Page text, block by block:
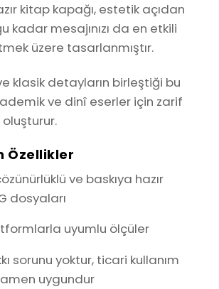
kitap kapağı, estetik açıdan
kadar mesajınızı da en etkili
üzere tasarlanmıştır.
klasik detayların birleştiği bu
ve dinî eserler için zarif
Özellikler
ve baskıya hazır
dosyaları
uyumlu ölçüler
sorunu yoktur, ticari kullanım
uygundur